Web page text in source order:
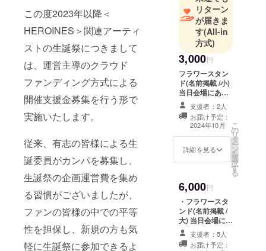
この度2023年以降＜
HEROINES＞関連アーティ
ストの生誕祭につきまして
は、運営主導のクラウド
ファンディング方式による
開催支援金募集を行う形で
実施いたします。
従来、有志の皆様による生
誕委員がカンパを募集し、
生誕祭の企画運営費を集め
る習慣がございましたが、
ファンの皆様の中での平等
性を担保し、新規の方も気
軽に生誕祭に参加できるよ
リターン
が届きま
す(All-in
方式)
3,000円
フラワースタン
ド(名前掲載 /小)
当日会場にある
フラワースタン
ドに生誕祭支援
者としてお名前
を掲載させてい
ただきます。 備
考欄に記載希望
※ネームプレート
のお持ち帰り不
可 ※お名前
（ニックネーム
可）は、6文字ま
でお願いいたし
ます。 ※特殊文
支援者：2人
お届け予定：
2024年10月
詳細を見る
こ
の
リ
タ
ー
ン
を
選
択
す
る
6,000円
・フラワースタ
ンド(名前掲載 /
大) 当日会場にあ
るフラワースタ
ンドに生誕祭支
援者としてお名
支援者：5人
お届け予定：